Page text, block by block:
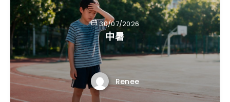
30/07/2026
中暑
Renee